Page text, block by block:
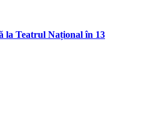
la Teatrul Național în 13